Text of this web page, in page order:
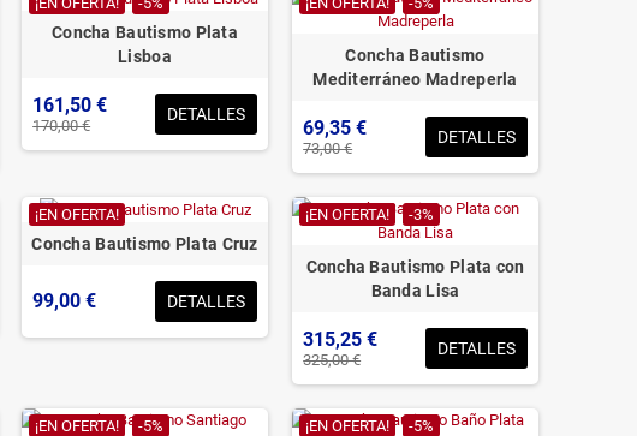
Concha Bautismo Plata
Lisboa
161,50 €
170,00 €
DETALLES
Concha Bautismo
Mediterráneo Madreperla
69,35 €
73,00 €
DETALLES
¡EN OFERTA!
Concha Bautismo Plata Cruz
99,00 € DETALLES
¡EN OFERTA! -3%
Concha Bautismo Plata con
Banda Lisa
315,25 €
325,00 €
DETALLES
¡EN OFERTA! -5% ¡EN OFERTA! -5%